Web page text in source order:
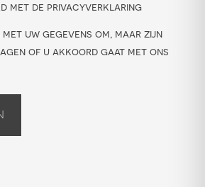
met de privacyverklaring
uw gegevens om, maar zijn
of u akkoord gaat met ons